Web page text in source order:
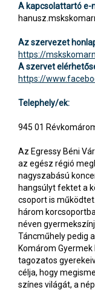
A kapcsolattartó e-
Az szervezet
https://
A szervet
https://
Telephely/ek:
945 01
Az Egressy Béni
az egész régió
nagyszabású
hangsúlyt fektet a
csoport is
három
néven
Táncműhely pedig
Komárom
tagozatos
célja, hogy
színes világát, a